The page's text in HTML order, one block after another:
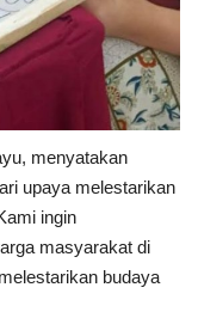
menyatakan
upaya melestarikan
ingin
masyarakat di
budaya